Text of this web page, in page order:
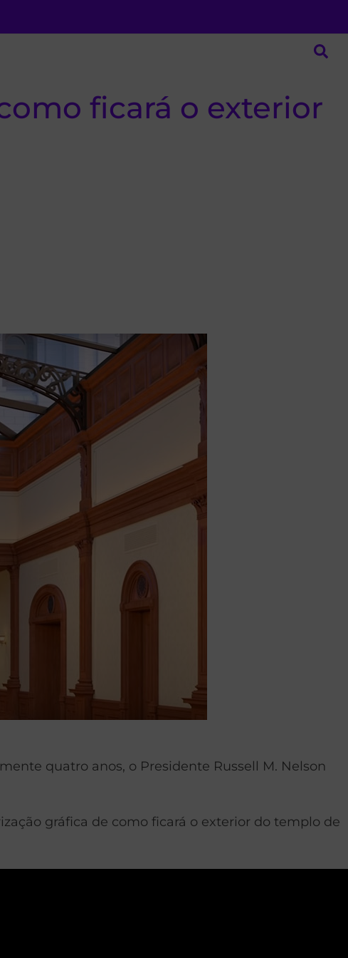
ficará o exterior
quatro anos, o Presidente Russell M. Nelson
gráfica de como ficará o exterior do templo de